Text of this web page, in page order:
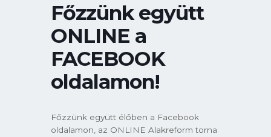
Főzzünk együtt
ONLINE a
FACEBOOK
oldalamon!
Főzzünk együtt élőben a Facebook
oldalamon, az ONLINE Alakreform torna